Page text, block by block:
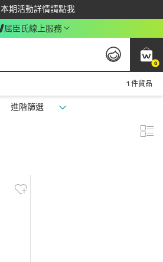
本期活動詳情請點我
下載app最高回饋$350
屈臣氏線上服務
0
1 件貨品
進階篩選